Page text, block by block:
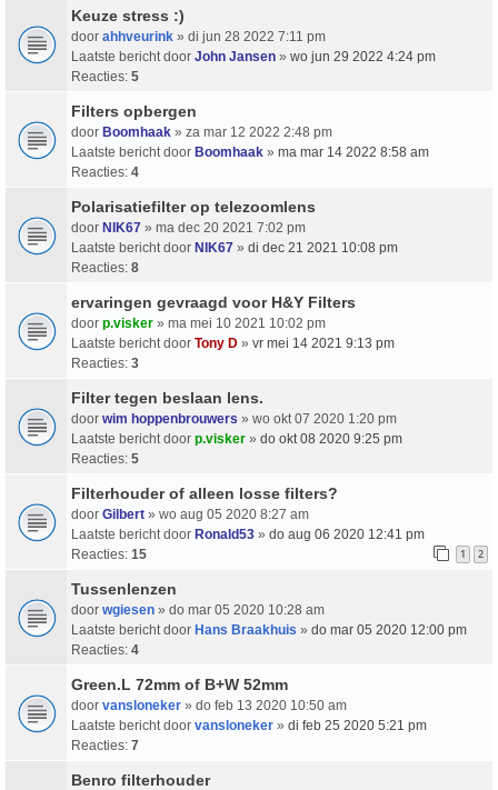
Keuze stress :)
door ahhveurink » di jun 28 2022 7:11 pm
Laatste bericht door John Jansen » wo jun 29 2022 4:24 pm
Reacties: 5
Filters opbergen
door Boomhaak » za mar 12 2022 2:48 pm
Laatste bericht door Boomhaak » ma mar 14 2022 8:58 am
Reacties: 4
Polarisatiefilter op telezoomlens
door NIK67 » ma dec 20 2021 7:02 pm
Laatste bericht door NIK67 » di dec 21 2021 10:08 pm
Reacties: 8
ervaringen gevraagd voor H&Y Filters
door p.visker » ma mei 10 2021 10:02 pm
Laatste bericht door Tony D » vr mei 14 2021 9:13 pm
Reacties: 3
Filter tegen beslaan lens.
door wim hoppenbrouwers » wo okt 07 2020 1:20 pm
Laatste bericht door p.visker » do okt 08 2020 9:25 pm
Reacties: 5
Filterhouder of alleen losse filters?
door Gilbert » wo aug 05 2020 8:27 am
Laatste bericht door Ronald53 » do aug 06 2020 12:41 pm
Reacties: 15 1 2
Tussenlenzen
door wgiesen » do mar 05 2020 10:28 am
Laatste bericht door Hans Braakhuis » do mar 05 2020 12:00 pm
Reacties: 4
Green.L 72mm of B+W 52mm
door vansloneker » do feb 13 2020 10:50 am
Laatste bericht door vansloneker » di feb 25 2020 5:21 pm
Reacties: 7
Benro filterhouder